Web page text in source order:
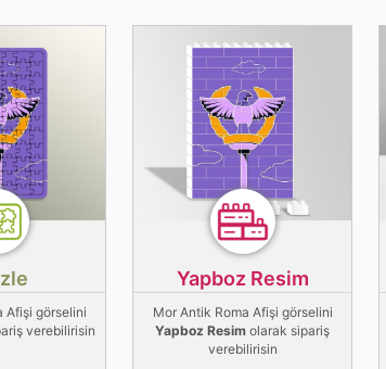
Afişi görselini
verebilirisin
Yapboz Resim
Mor Antik Roma Afişi görselini
Yapboz Resim olarak sipariş
verebilirisin